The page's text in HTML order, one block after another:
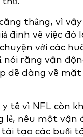
thẳng, vì
định về việc
với các
rằng vận
dễ dàng về
tế vì NFL còn
lẻ, nếu một vận
tạo các buổi